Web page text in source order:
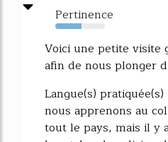
Pertinence
53%
Voici une petite visite
afin de nous plonger
Langue(s)
nous apprenons au
tout le pays, mais il y